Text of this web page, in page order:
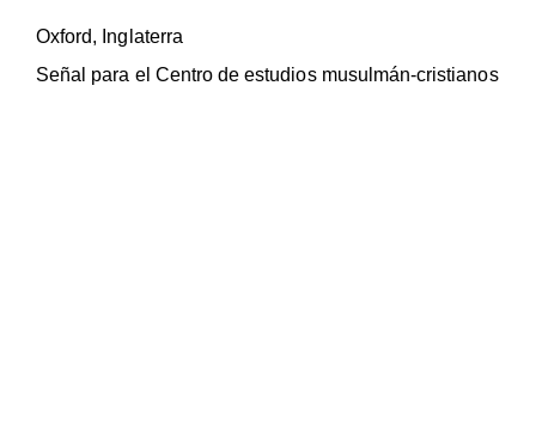
Oxford, Inglaterra
Señal para el Centro de estudios musulmán-cristianos